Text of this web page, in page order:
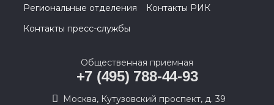
Региональные отделения
Контакты РИК
Контакты пресс-службы
Общественная приемная
+7 (495) 788-44-93
Москва, Кутузовский проспект, д. 39